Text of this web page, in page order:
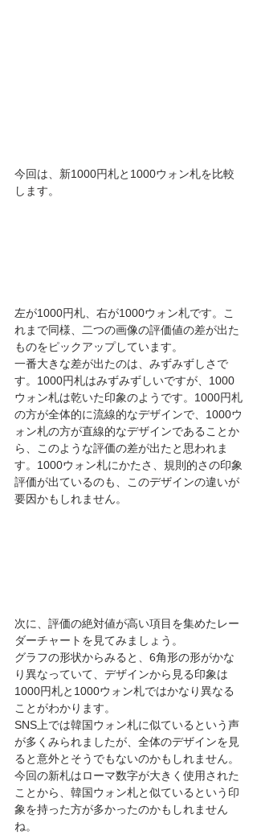
今回は、新1000円札と1000ウォン札を比較
します。
左が1000円札、右が1000ウォン札です。こ
れまで同様、二つの画像の評価値の差が出た
ものをピックアップしています。
一番大きな差が出たのは、みずみずしさで
す。1000円札はみずみずしいですが、1000
ウォン札は乾いた印象のようです。1000円札
の方が全体的に流線的なデザインで、1000ウ
ォン札の方が直線的なデザインであることか
ら、このような評価の差が出たと思われま
す。1000ウォン札にかたさ、規則的さの印象
評価が出ているのも、このデザインの違いが
要因かもしれません。
次に、評価の絶対値が高い項目を集めたレー
ダーチャートを見てみましょう。
グラフの形状からみると、6角形の形がかな
り異なっていて、デザインから見る印象は
1000円札と1000ウォン札ではかなり異なる
ことがわかります。
SNS上では韓国ウォン札に似ているという声
が多くみられましたが、全体のデザインを見
ると意外とそうでもないのかもしれません。
今回の新札はローマ数字が大きく使用された
ことから、韓国ウォン札と似ているという印
象を持った方が多かったのかもしれません
ね。